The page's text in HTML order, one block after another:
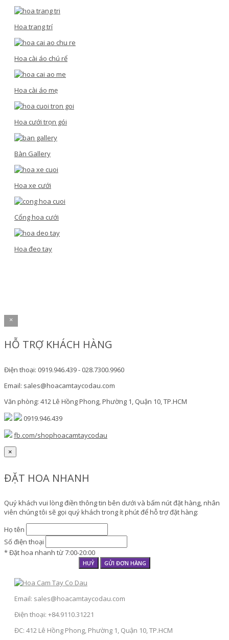
Hoa trang trí
Hoa cài áo chú rể
Hoa cài áo mẹ
Hoa cưới trọn gói
Bàn Gallery
Hoa xe cưới
Cổng hoa cưới
Hoa đeo tay
×
HỖ TRỢ KHÁCH HÀNG
Điện thoại: 0919.946.439 - 028.7300.9960
Email: sales@hoacamtaycodau.com
Văn phòng: 412 Lê Hồng Phong, Phường 1, Quận 10, TP.HCM
0919.946.439
fb.com/shophoacamtaycodau
×
ĐẶT HOA NHANH
Quý khách vui lòng điền thông tin bên dưới và bấm nút đặt hàng, nhân
viên chúng tôi sẽ gọi quý khách trong ít phút để hỗ trợ đặt hàng:
Họ tên
Số điện thoại
* Đặt hoa nhanh từ 7:00-20:00
HUỶ GỬI ĐƠN HÀNG
Email: sales@hoacamtaycodau.com
Điện thoại: +84.9110.31221
ĐC: 412 Lê Hồng Phong, Phường 1, Quận 10, TP.HCM